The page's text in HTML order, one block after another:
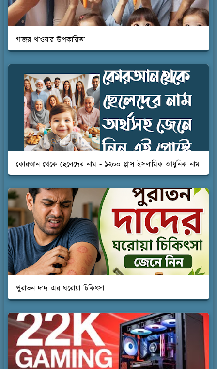
গাজর খাওয়ার উপকারিতা
কোরআন থেকে ছেলেদের নাম - ১২০০ প্লাস ইসলামিক আধুনিক নাম
পুরাতন দাদ এর ঘরোয়া চিকিৎসা